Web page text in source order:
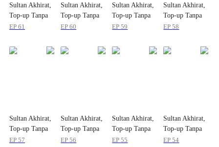
Sultan Akhirat,
Top-up Tanpa
Batas
EP61
Sultan Akhirat,
Top-up Tanpa
Batas
EP60
Sultan Akhirat,
Top-up Tanpa
Batas
EP59
Sultan Akhirat,
Top-up Tanpa
Batas
EP58
Sultan Akhirat,
Top-up Tanpa
Batas
EP57
Sultan Akhirat,
Top-up Tanpa
Batas
EP56
Sultan Akhirat,
Top-up Tanpa
Batas
EP55
Sultan Akhirat,
Top-up Tanpa
Batas
EP54